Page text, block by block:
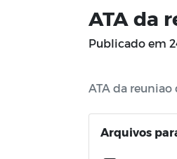
ATA da
Publicado em
ATA da reuniao
Arquivos